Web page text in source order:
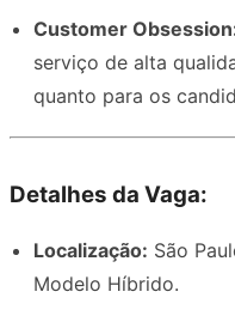
Customer
serviço de alta
quanto para os
Detalhes da Vaga:
Localização: São
Modelo Híbrido.